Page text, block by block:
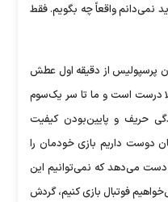
نمی‌دانم واقعاً چه بگویم. فقط
پرسپولیس از دقیقه اول عطش
درست است و ما تا سر یک‌سوم
حریف و پایین‌بودن کیفیت
دوست داریم بازی خودمان را
دست می‌دهد که نمی‌توانیم این
فوتبال بازی کنیم، گردش